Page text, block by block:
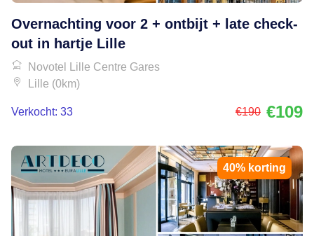
Overnachting voor 2 + ontbijt + late check-
out in hartje Lille
Novotel Lille Centre Gares
Lille (0km)
Verkocht: 33 €190 €109
40% korting